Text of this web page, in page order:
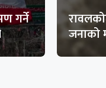
गर्ने
जनाको